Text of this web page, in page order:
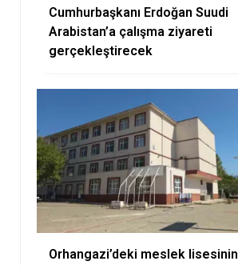
Cumhurbaşkanı Erdoğan Suudi
Arabistan’a çalışma ziyareti
gerçekleştirecek
Orhangazi’deki meslek lisesinin